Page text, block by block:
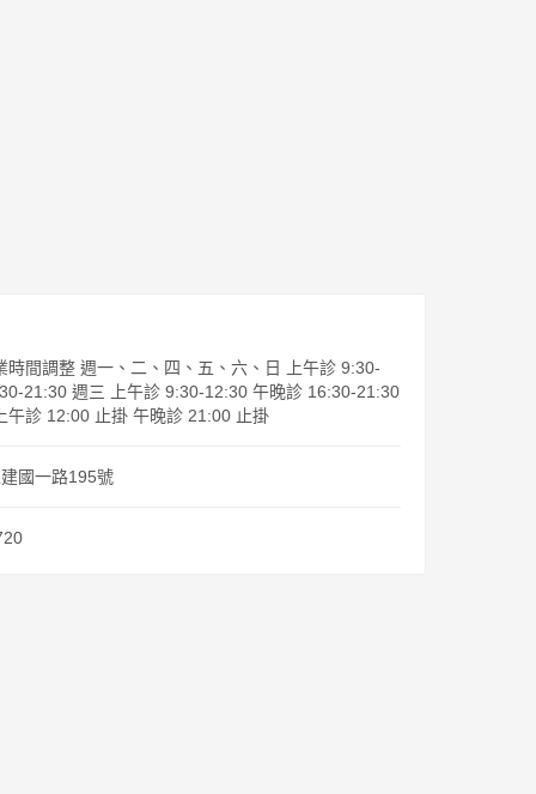
時間調整 週一、二、四、五、六、日 上午診 9:30-
21:30 週三 上午診 9:30-12:30 午晚診 16:30-21:30
午診 12:00 止掛 午晚診 21:00 止掛
國一路195號